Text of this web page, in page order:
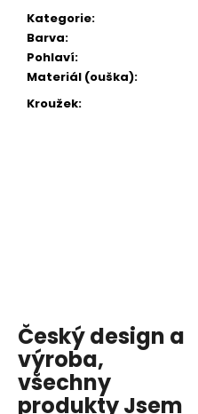
Kategorie:
Barva:
Pohlaví:
Materiál (ouška):
Kroužek:
Český design a
výroba,
všechny
produktyJsem